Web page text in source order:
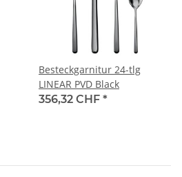
Besteckgarnitur 24-tlg
LINEAR PVD Black
356,32 CHF *